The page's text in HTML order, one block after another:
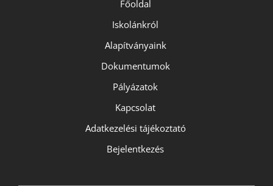
Főoldal
Iskolánkról
Alapítványaink
Dokumentumok
Pályázatok
Kapcsolat
Adatkezelési tájékoztató
Bejelentkezés